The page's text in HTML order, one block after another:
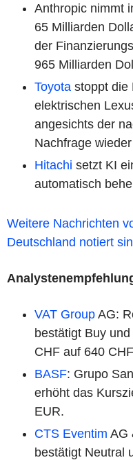
Anthropic nimmt
65 Milliarden
der
965 Milliarden
Toyota stoppt die
elektrischen
angesichts der
Nachfrage
Hitachi setzt KI
automatisch
Weitere Nachrichten
Deutschland notiert
VAT Group AG:
bestätigt Buy
CHF auf 640
BASF: Grupo
erhöht das
EUR.
CTS Eventim AG
bestätigt Neutral